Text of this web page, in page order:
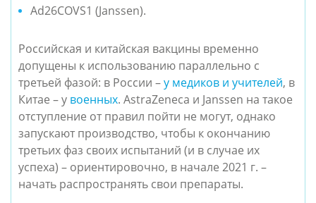
Ad26COVS1 (Janssen).
Российская и китайская вакцины временно
допущены к использованию параллельно с
третьей фазой: в России –у медиков и учителей, в
Китае – у военных. AstraZeneca и Janssen на такое
отступление от правил пойти не могут, однако
запускают производство, чтобы к окончанию
третьих фаз своих испытаний (и в случае их
успеха) – ориентировочно, в начале 2021 г. –
начать распространять свои препараты.